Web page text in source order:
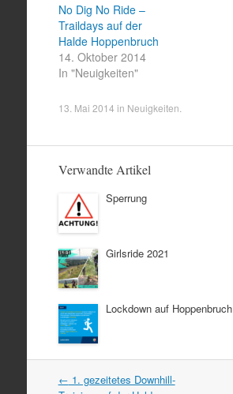
No Dig No Ride –
Traildays auf der
Halde Hoppenbruch
14. Oktober 2014
In "Neuigkeiten"
13. Mai 2014 in Neuigkeiten
Verwandte Artikel
Sperrung
Girlsride 2021
Lockdown auf Hoppenbruch
Artikel
← 1. gezeitetes Downhill-